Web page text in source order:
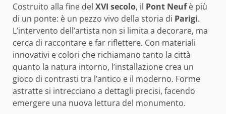
Costruito alla fine del XVI secolo, il Pont Neufè più
di un ponte: è un pezzo vivo della storia di Parigi.
L’intervento dell’artista non si limita a decorare, ma
cerca di raccontare e far riflettere. Con materiali
innovativi e colori che richiamano tanto la città
quanto la natura intorno, l’installazione crea un
gioco di contrasti tra l’antico e il moderno. Forme
astratte si intrecciano a dettagli precisi, facendo
emergere una nuova lettura del monumento.